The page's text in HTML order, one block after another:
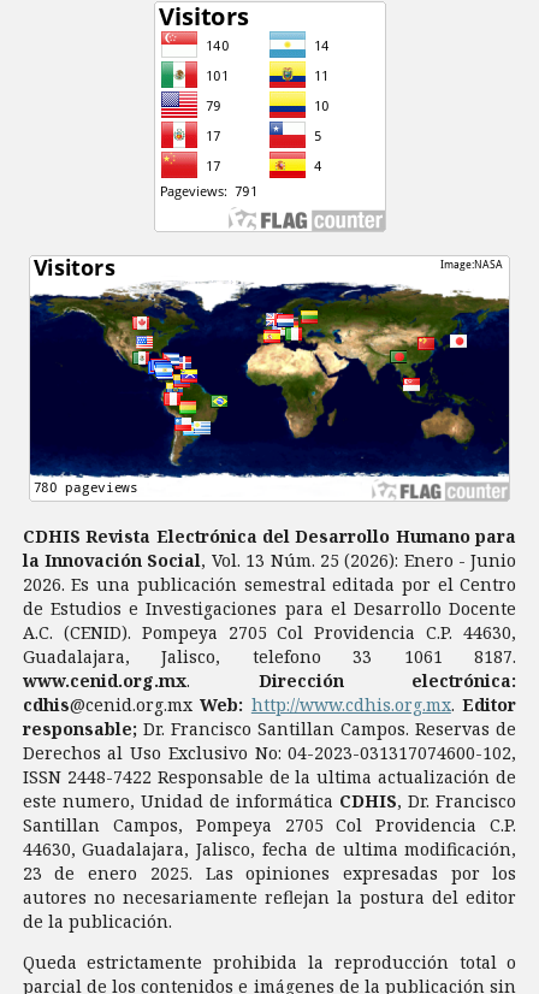
CDHIS Revista Electrónica del Desarrollo Humano para
la Innovación Social, Vol. 13 Núm. 25 (2026): Enero - Junio
2026. Es una publicación semestral editada por el Centro
de Estudios e Investigaciones para el Desarrollo Docente
A.C. (CENID). Pompeya 2705 Col Providencia C.P. 44630,
Guadalajara, Jalisco, telefono 33 1061 8187.
www.cenid.org.mx. Dirección electrónica:
cdhis@cenid.org.mxWeb: http://www.cdhis.org.mx. Editor
responsable; Dr. Francisco Santillan Campos. Reservas de
Derechos al Uso Exclusivo No: 04-2023-031317074600-102,
ISSN 2448-7422 Responsable de la ultima actualización de
este numero, Unidad de informática CDHIS, Dr. Francisco
Santillan Campos, Pompeya 2705 Col Providencia C.P.
44630, Guadalajara, Jalisco, fecha de ultima modificación,
23 de enero 2025. Las opiniones expresadas por los
autores no necesariamente reflejan la postura del editor
de la publicación.
Queda estrictamente prohibida la reproducción total o
parcial de los contenidos e imágenes de la publicación sin